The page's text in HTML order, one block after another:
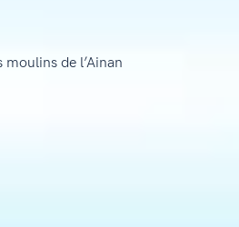
moulins de l’Ainan